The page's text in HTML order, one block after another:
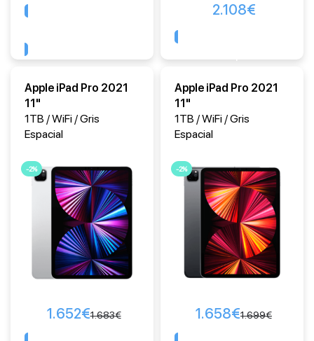
2.108€
Apple iPad Pro 2021
11"
1TB / WiFi / Gris
Espacial
-2%
1.683€
1.652€
Apple iPad Pro 2021
11"
1TB / WiFi / Gris
Espacial
-2%
1.699€
1.658€